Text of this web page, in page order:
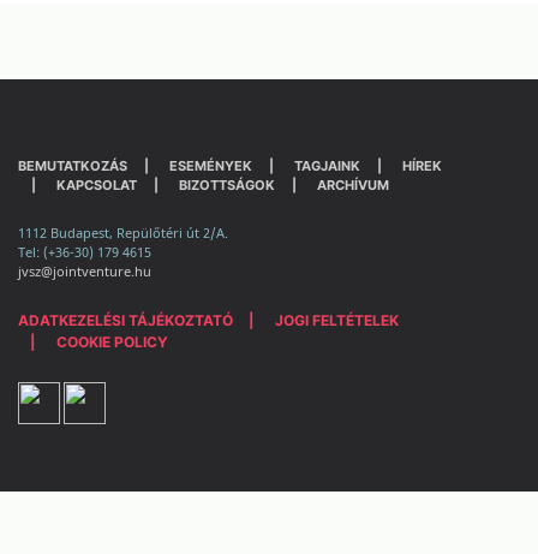
BEMUTATKOZÁS ESEMÉNYEK TAGJAINK
HÍREK
KAPCSOLAT
BIZOTTSÁGOK ARCHÍVUM
1112 Budapest, Repülőtéri út 2/A.
Tel: (+36-30) 179 4615
jvsz@jointventure.hu
ADATKEZELÉSI TÁJÉKOZTATÓ
JOGI FELTÉTELEK
COOKIE POLICY